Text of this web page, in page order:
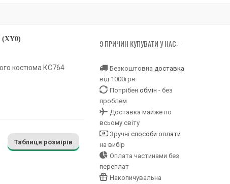
(XY0)
костюма КС764
Таблиця розмірів
9 ПРИЧИН КУПУВАТИ У НАС:
Безкоштовна доставка
від 1000грн.
Потрібен обмін - без
проблем
Доставка майже по
всьому світу
Зручні способи оплати
на вибір
Оплата частинами без
переплат
Накопичувальна